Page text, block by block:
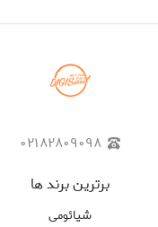
۰۲۱۸۲۸۰۹۰۹۸
برترین برند ها
شیائومی